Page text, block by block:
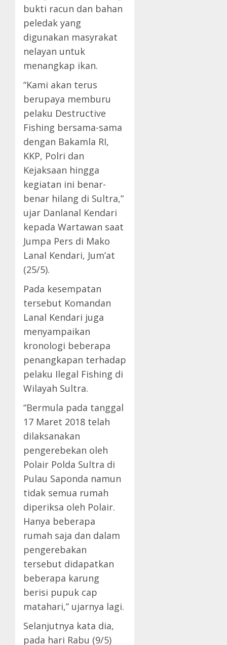
bukti racun dan bahan
peledak yang
digunakan masyrakat
nelayan untuk
menangkap ikan.
“Kami akan terus
berupaya memburu
pelaku Destructive
Fishing bersama-sama
dengan Bakamla RI,
KKP, Polri dan
Kejaksaan hingga
kegiatan ini benar-
benar hilang di Sultra,”
ujar Danlanal Kendari
kepada Wartawan saat
Jumpa Pers di Mako
Lanal Kendari, Jum’at
(25/5).
Pada kesempatan
tersebut Komandan
Lanal Kendari juga
menyampaikan
kronologi beberapa
penangkapan terhadap
pelaku Ilegal Fishing di
Wilayah Sultra.
“Bermula pada tanggal
17 Maret 2018 telah
dilaksanakan
pengerebekan oleh
Polair Polda Sultra di
Pulau Saponda namun
tidak semua rumah
diperiksa oleh Polair.
Hanya beberapa
rumah saja dan dalam
pengerebakan
tersebut didapatkan
beberapa karung
berisi pupuk cap
matahari,” ujarnya lagi.
Selanjutnya kata dia,
pada hari Rabu (9/5)